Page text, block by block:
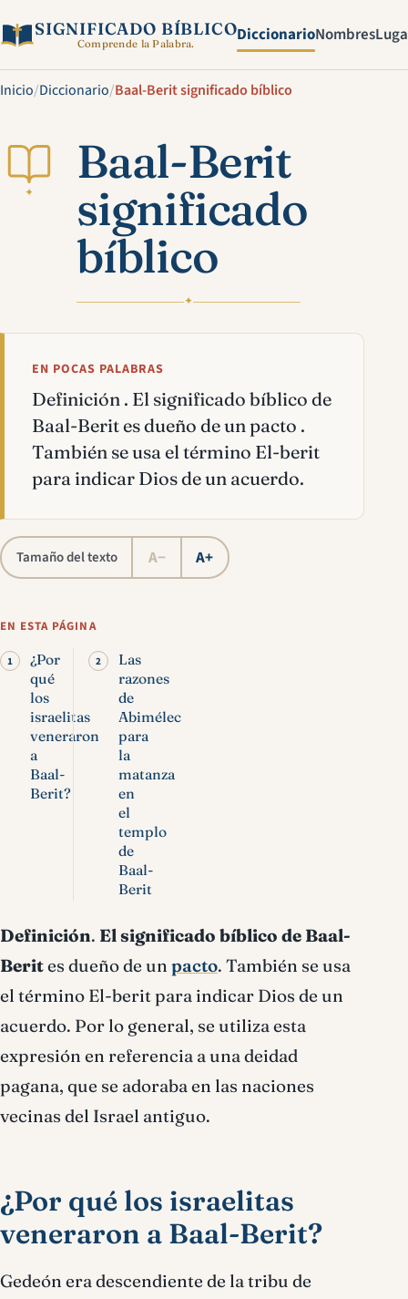
SIGNIFICADO BÍBLICO
Comprende la Palabra. DiccionarioNombres
Inicio/Diccionario/Baal-Berit significado bíblico
✦
Baal-Berit
significado
bíblico
✦
EN POCAS PALABRAS
Definición . El significado bíblico de
Baal-Berit es dueño de un pacto .
También se usa el término El-berit
para indicar Dios de un acuerdo.
Tamaño del texto A− A+
EN ESTA PÁGINA
¿Por
qué
los
israelitas
veneraron
a
Baal-
Berit?
Las
razones
de
Abimélec
para
la
matanza
en
el
templo
de
Baal-
Berit
Definición. El significado bíblico de Baal-
Berites dueño de un pacto. También se usa
el término El-berit para indicar Dios de un
acuerdo. Por lo general, se utiliza esta
expresión en referencia a una deidad
pagana, que se adoraba en las naciones
vecinas del Israel antiguo.
¿Por qué los israelitas
veneraron a Baal-Berit?
Gedeón era descendiente de la tribu de